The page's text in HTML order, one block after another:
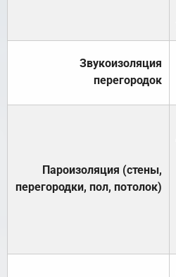
Звукоизоляция
перегородок
Пароизоляция (стены,
перегородки, пол, потолок)